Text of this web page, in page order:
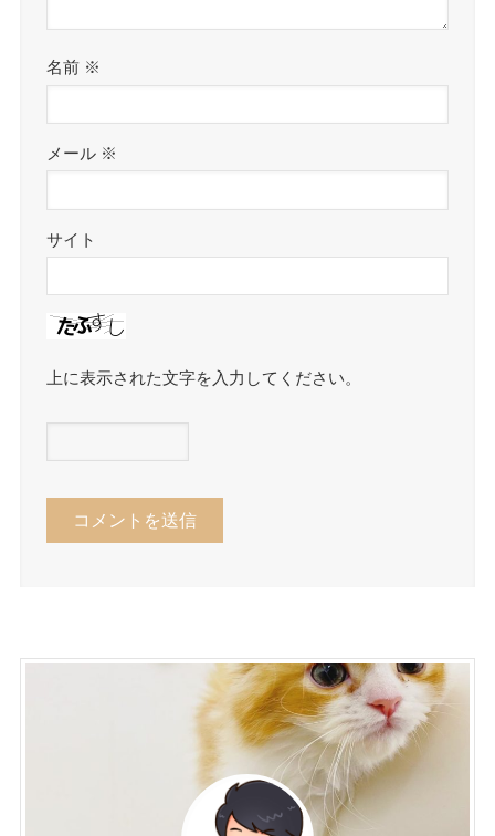
名前 ※
メール ※
サイト
上に表示された文字を入力してください。